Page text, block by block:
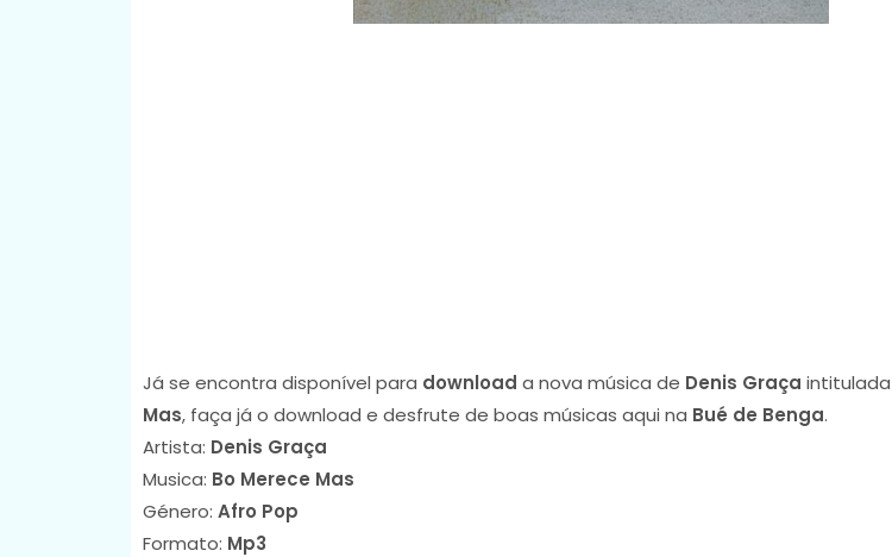
Já se encontra disponível para download a nova música de Denis Graça intitulada
Mas, faça já o download e desfrute de boas músicas aqui na Bué de Benga.
Artista: Denis Graça
Musica: Bo Merece Mas
Género: Afro Pop
Formato: Mp3